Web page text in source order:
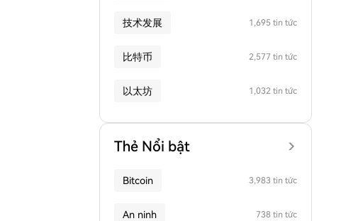
技术发展 1,695 tin tức
比特币 2,577 tin tức
以太坊 1,032 tin tức
Thẻ Nổi bật
Bitcoin 3,983 tin tức
An ninh 738 tin tức